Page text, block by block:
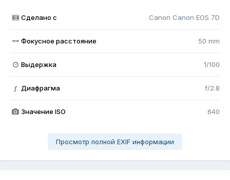
Сделано с Canon Canon EOS 7D
Фокусное расстояние 50 mm
Выдержка 1/100
f Диафрагма f/2.8
Значение ISO 640
Просмотр полной EXIF информации